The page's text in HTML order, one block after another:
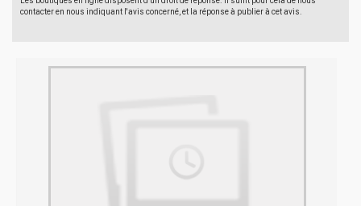
contacter en nous indiquant l'avis concerné, et la réponse à publier à cet avis.